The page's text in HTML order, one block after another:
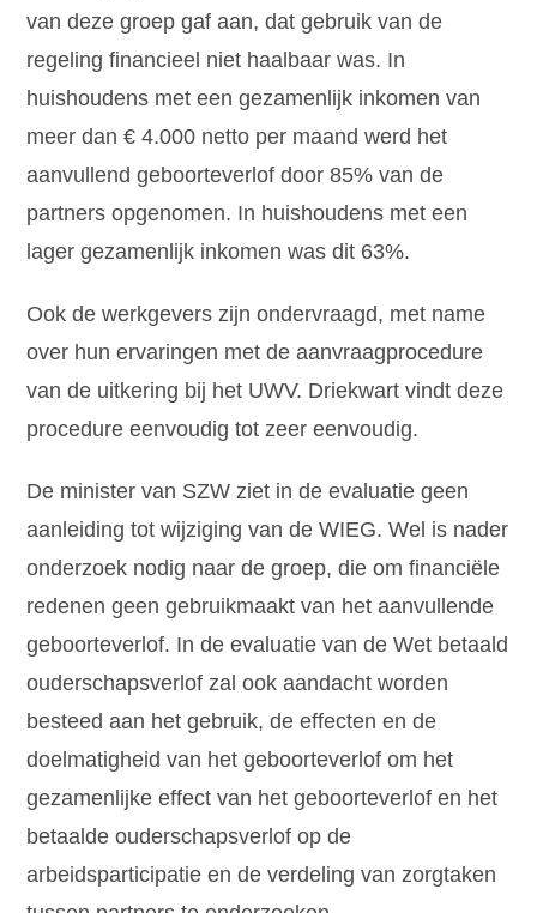
van deze groep gaf aan, dat gebruik van de
regeling financieel niet haalbaar was. In
huishoudens met een gezamenlijk inkomen van
meer dan € 4.000 netto per maand werd het
aanvullend geboorteverlof door 85% van de
partners opgenomen. In huishoudens met een
lager gezamenlijk inkomen was dit 63%.
Ook de werkgevers zijn ondervraagd, met name
over hun ervaringen met de aanvraagprocedure
van de uitkering bij het UWV. Driekwart vindt deze
procedure eenvoudig tot zeer eenvoudig.
De minister van SZW ziet in de evaluatie geen
aanleiding tot wijziging van de WIEG. Wel is nader
onderzoek nodig naar de groep, die om financiële
redenen geen gebruikmaakt van het aanvullende
geboorteverlof. In de evaluatie van de Wet betaald
ouderschapsverlof zal ook aandacht worden
besteed aan het gebruik, de effecten en de
doelmatigheid van het geboorteverlof om het
gezamenlijke effect van het geboorteverlof en het
betaalde ouderschapsverlof op de
arbeidsparticipatie en de verdeling van zorgtaken